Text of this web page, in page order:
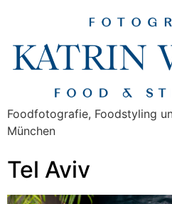
Foodfotografie, Foodstyling
München
Tel Aviv